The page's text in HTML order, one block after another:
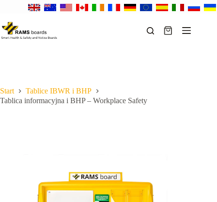
treści
Koszyk
Start
Tablice IBWR i BHP
Tablica informacyjna i BHP – Workplace Safety